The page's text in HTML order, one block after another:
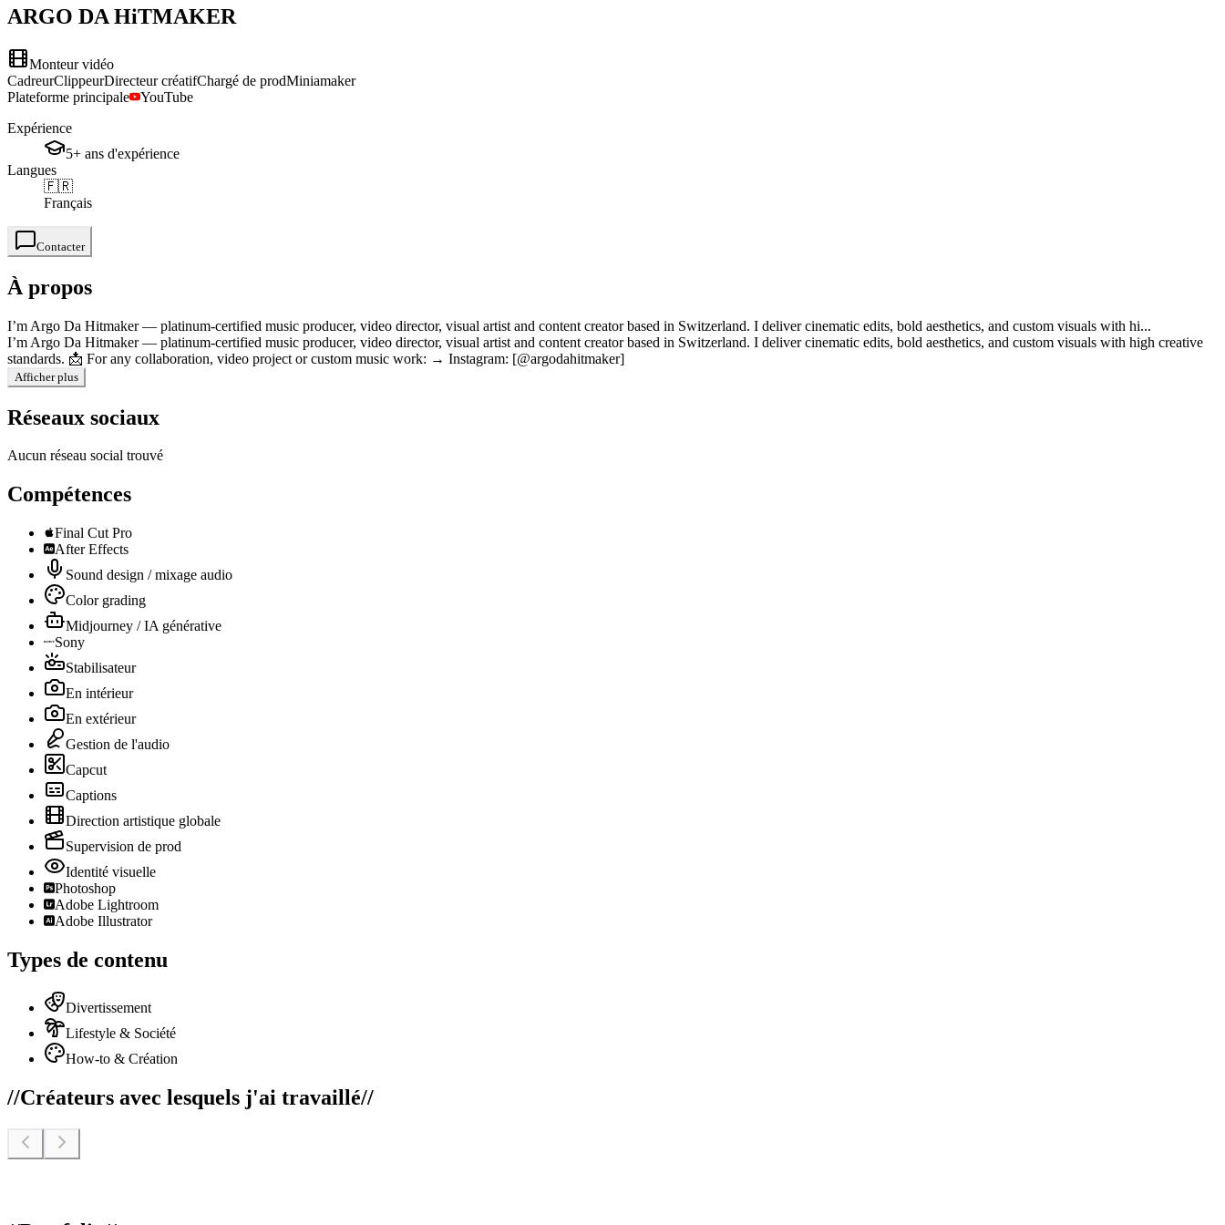
ARGO DA HiTMAKER
Monteur vidéo
CadreurClippeurDirecteur créatifChargé de prodMiniamaker
Plateforme principale
YouTube
Expérience
5+ ans d'expérience
Langues
🇫🇷
Français
Contacter
À propos
I’m Argo Da Hitmaker — platinum-certified music producer, video director, visual artist and content creator based in Switzerland. I deliver cinematic edits, bold aesthetics, and custom visuals with hi...
I’m Argo Da Hitmaker — platinum-certified music producer, video director, visual artist and content creator based in Switzerland. I deliver cinematic edits, bold aesthetics, and custom visuals with high creative
standards. 📩 For any collaboration, video project or custom music work: → Instagram: [@argodahitmaker]
Afficher plus
Réseaux sociaux
Aucun réseau social trouvé
Compétences
Final Cut Pro
After Effects
Sound design / mixage audio
Color grading
Midjourney / IA générative
Sony
Stabilisateur
En intérieur
En extérieur
Gestion de l'audio
Capcut
Captions
Direction artistique globale
Supervision de prod
Identité visuelle
Photoshop
Adobe Lightroom
Adobe Illustrator
Types de contenu
Divertissement
Lifestyle & Société
How-to & Création
//Créateurs avec lesquels j'ai travaillé//